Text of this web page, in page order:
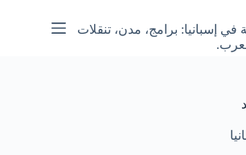
في إسبانيا: برامج، مدن، تنقلات